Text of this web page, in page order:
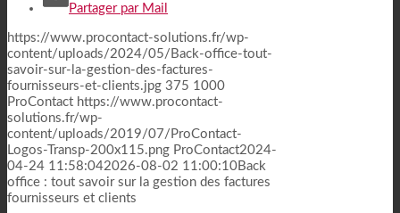
Partager par Mail
https://www.procontact-solutions.fr/wp-
content/uploads/2024/05/Back-office-tout-
savoir-sur-la-gestion-des-factures-
fournisseurs-et-clients.jpg 375 1000
ProContact https://www.procontact-
solutions.fr/wp-
content/uploads/2019/07/ProContact-
Logos-Transp-200x115.png ProContact2024-
04-24 11:58:042026-08-02 11:00:10Back
office : tout savoir sur la gestion des factures
fournisseurs et clients